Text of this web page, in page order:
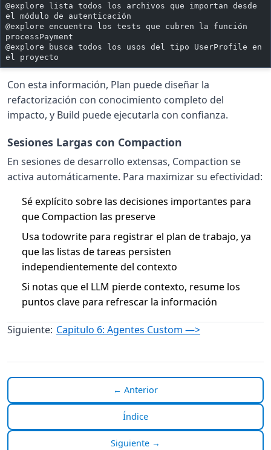
@explore lista todos los archivos que importan desde
el módulo de autenticación
@explore encuentra los tests que cubren la función
processPayment
@explore busca todos los usos del tipo UserProfile en
el proyecto
Con esta información, Plan puede diseñar la
refactorización con conocimiento completo del
impacto, y Build puede ejecutarla con confianza.
Sesiones Largas con Compaction
En sesiones de desarrollo extensas, Compaction se
activa automáticamente. Para maximizar su efectividad:
Sé explícito sobre las decisiones importantes para
que Compaction las preserve
Usa todowrite para registrar el plan de trabajo, ya
que las listas de tareas persisten
independientemente del contexto
Si notas que el LLM pierde contexto, resume los
puntos clave para refrescar la información
Siguiente: Capitulo 6: Agentes Custom —>
← Anterior
Índice
Siguiente →